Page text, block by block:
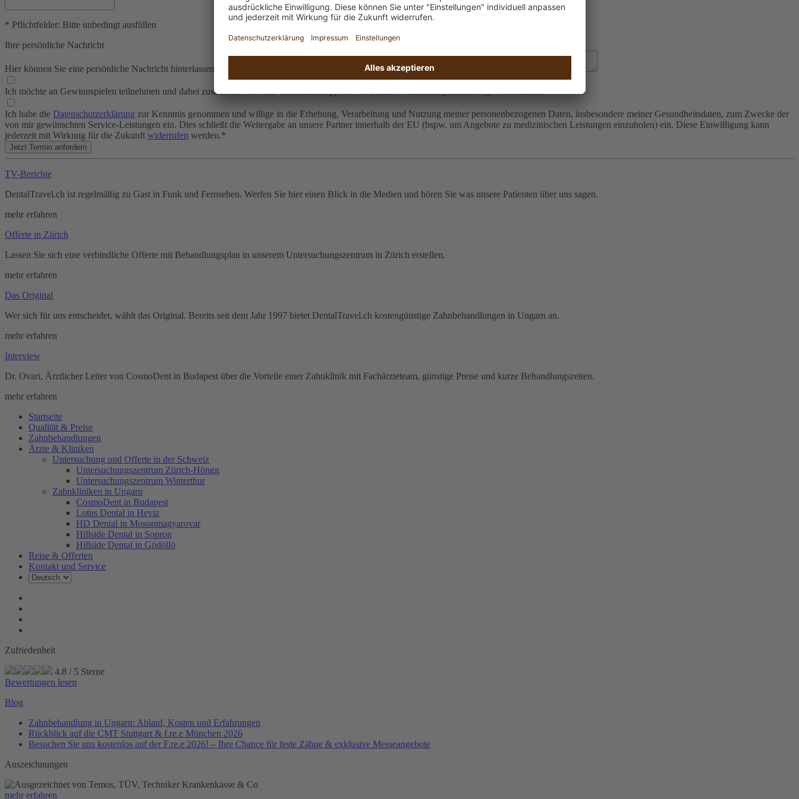
* Pflichtfelder: Bitte unbedingt ausfüllen
Ihre persönliche Nachricht
Hier können Sie eine persönliche Nachricht hinterlassen. Wunschtermine, telefonische Erreichbarkeit, Fragen zur Behandlung, ...
Ich möchte an Gewinnspielen teilnehmen und dabei zusätzlich wertvolle Gesundheitstipps sowie exklusive Einladungen und Angebote erhalten.
Ich habe die Datenschutzerklärung zur Kenntnis genommen und willige in die Erhebung, Verarbeitung und Nutzung meiner personenbezogenen Daten, insbesondere meiner Gesundheitsdaten, zum Zwecke der
von mir gewünschten Service-Leistungen ein. Dies schließt die Weitergabe an unsere Partner innerhalb der EU (bspw. um Angebote zu medizinischen Leistungen einzuholen) ein. Diese Einwilligung kann
jederzeit mit Wirkung für die Zukunft widerrufen werden.*
Jetzt Termin anfordern
TV-Berichte
DentalTravel.ch ist regelmäßig zu Gast in Funk und Fernsehen. Werfen Sie hier einen Blick in die Medien und hören Sie was unsere Patienten über uns sagen.
mehr erfahren
Offerte in Zürich
Lassen Sie sich eine verbindliche Offerte mit Behandlungsplan in unserem Untersuchungszentrum in Zürich erstellen.
mehr erfahren
Das Original
Wer sich für uns entscheidet, wählt das Original. Bereits seit dem Jahr 1997 bietet DentalTravel.ch kostengünstige Zahnbehandlungen in Ungarn an.
mehr erfahren
Interview
Dr. Ovari, Ärztlicher Leiter von CosmoDent in Budapest über die Vorteile einer Zahnklinik mit Fachärzteteam, günstige Preise und kurze Behandlungszeiten.
mehr erfahren
Startseite
Qualität & Preise
Zahnbehandlungen
Ärzte & Kliniken
Untersuchung und Offerte in der Schweiz
Untersuchungszentrum Zürich-Höngg
Untersuchungszentrum Winterthur
Zahnkliniken in Ungarn
CosmoDent in Budapest
Lotus Dental in Heviz
HD Dental in Mosonmagyarovar
Hillside Dental in Sopron
Hillside Dental in Gödöllö
Reise & Offerten
Kontakt und Service
Zufriedenheit
4.8 / 5 Sterne
Bewertungen lesen
Blog
Zahnbehandlung in Ungarn: Ablauf, Kosten und Erfahrungen
Rückblick auf die CMT Stuttgart & f.re.e München 2026
Besuchen Sie uns kostenlos auf der F.re.e 2026! – Ihre Chance für feste Zähne & exklusive Messeangebote
Auszeichnungen
mehr erfahren